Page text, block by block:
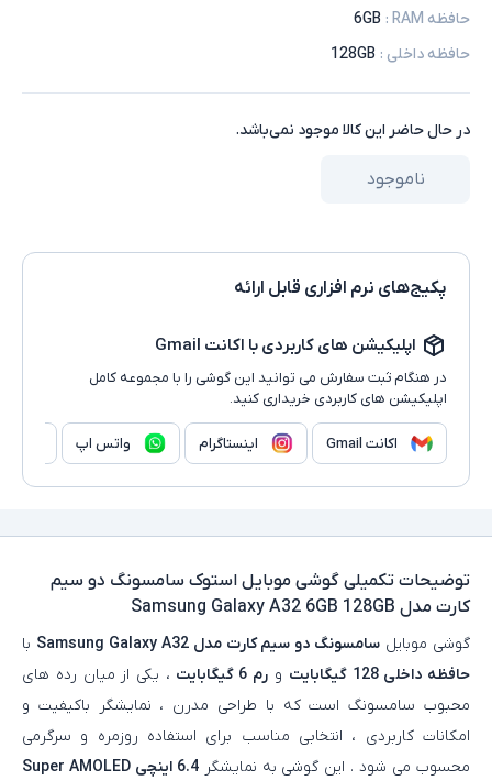
حافظه RAM
:
6GB
حافظه داخلی :
128GB
در حال حاضر این کالا موجود نمی‌باشد.
ناموجود
پکیج‌های نرم افزاری قابل ارائه
اپلیکیشن های کاربردی با اکانت Gmail
در هنگام ثبت سفارش می توانید این گوشی را با مجموعه کامل
اپلیکیشن های کاربردی خریداری کنید.
اکانت Gmail اینستاگرام واتس اپ
توضیحات تکمیلی گوشی موبایل استوک سامسونگ دو سیم
کارت مدل Samsung Galaxy A32 6GB 128GB
گوشی موبایل سامسونگ دو سیم کارت مدل Samsung Galaxy A32
با
حافظه داخلی 128 گیگابایت
و رم 6 گیگابایت
، یکی از میان‌ رده‌ های
محبوب سامسونگ است که با طراحی مدرن ، نمایشگر باکیفیت و
امکانات کاربردی ، انتخابی مناسب برای استفاده روزمره و سرگرمی
محسوب می‌ شود . این گوشی به نمایشگر6.4 اینچی Super AMOLED